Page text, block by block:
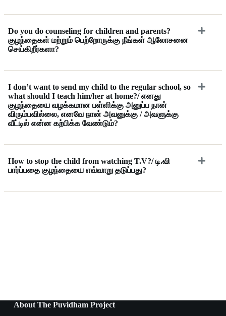
Do you do counseling for children and parents?
குழந்தைகள் மற்றும் பெற்றோருக்கு நீங்கள் ஆலோசனை
செய்கிறீர்களா?
I don’t want to send my child to the regular school, so
what should I teach him/her at home?/ எனது
குழந்தையை வழக்கமான பள்ளிக்கு அனுப்ப நான்
விரும்பவில்லை, எனவே நான் அவனுக்கு / அவளுக்கு
வீட்டில் என்ன கற்பிக்க வேண்டும்?
How to stop the child from watching T.V?/ டி.வி
பார்ப்பதை குழந்தையை எவ்வாறு தடுப்பது?
About The Puvidham Project